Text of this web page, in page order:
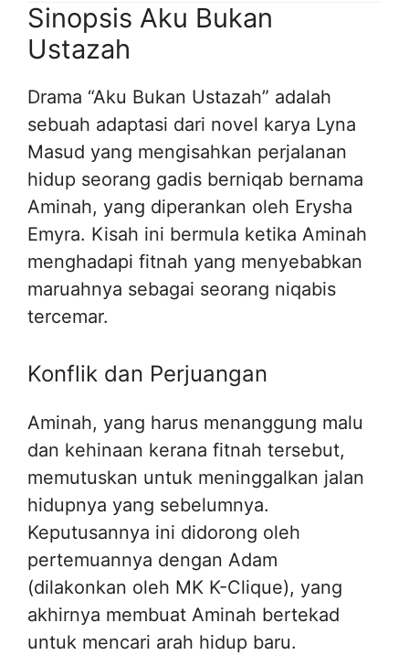
Sinopsis Aku Bukan
Ustazah
Drama “Aku Bukan Ustazah” adalah
sebuah adaptasi dari novel karya Lyna
Masud yang mengisahkan perjalanan
hidup seorang gadis berniqab bernama
Aminah, yang diperankan oleh Erysha
Emyra. Kisah ini bermula ketika Aminah
menghadapi fitnah yang menyebabkan
maruahnya sebagai seorang niqabis
tercemar.
Konflik dan Perjuangan
Aminah, yang harus menanggung malu
dan kehinaan kerana fitnah tersebut,
memutuskan untuk meninggalkan jalan
hidupnya yang sebelumnya.
Keputusannya ini didorong oleh
pertemuannya dengan Adam
(dilakonkan oleh MK K-Clique), yang
akhirnya membuat Aminah bertekad
untuk mencari arah hidup baru.